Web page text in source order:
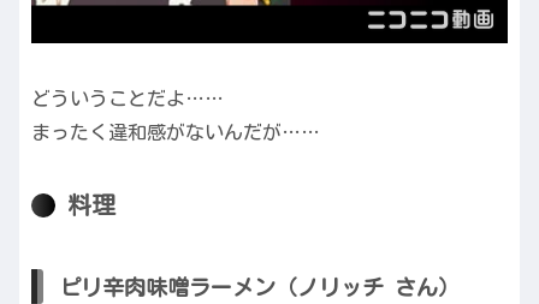
どういうことだよ……
まったく違和感がないんだが……
料理
ピリ辛肉味噌ラーメン（ノリッチ さん）